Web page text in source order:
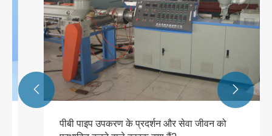
पीबी पाइप उपकरण के प्रदर्शन और सेवा जीवन को
 